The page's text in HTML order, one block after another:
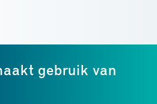
gebruik van